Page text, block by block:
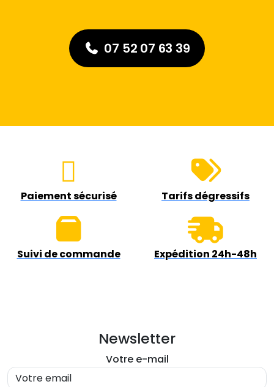
07 52 07 63 39
Paiement sécurisé Tarifs dégressifs
Suivi de commande Expédition 24h-48h
Newsletter
Votre e-mail